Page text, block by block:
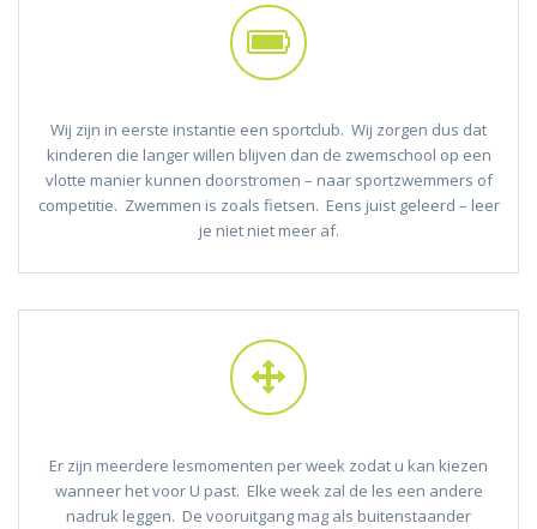
Wij zijn in eerste instantie een sportclub. Wij zorgen dus dat
kinderen die langer willen blijven dan de zwemschool op een
vlotte manier kunnen doorstromen – naar sportzwemmers of
competitie. Zwemmen is zoals fietsen. Eens juist geleerd – leer
je niet niet meer af.
Er zijn meerdere lesmomenten per week zodat u kan kiezen
wanneer het voor U past. Elke week zal de les een andere
nadruk leggen. De vooruitgang mag als buitenstaander